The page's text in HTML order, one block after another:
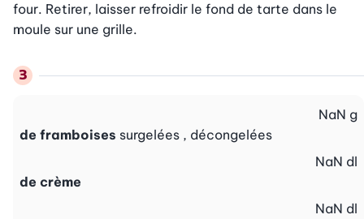
four. Retirer, laisser refroidir le fond de tarte dans le
moule sur une grille.
de framboises surgelées , décongelées
NaN g
de crème
NaN dl
NaN dl